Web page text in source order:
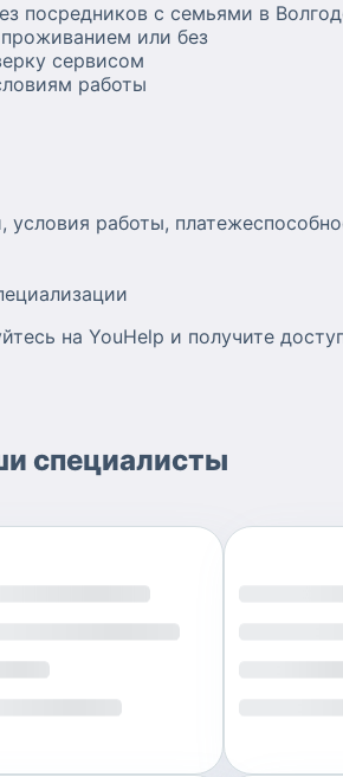
посредников с семьями в
или без
сервисом
работы
работы,
на YouHelp и получите
специалисты